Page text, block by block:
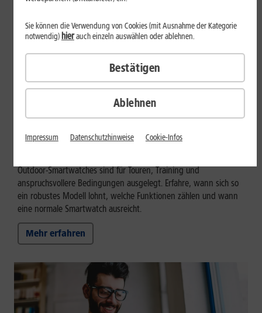
Outdoor-Smartwatch: Für wen
eignen sich die robusten Modelle?
Outdoor-Smartwatches sind für Touren, Training und
anspruchsvollere Bedingungen ausgelegt. Erfahre, wann sich so
ein robustes Modell lohnt, welche Funktionen zählen und wann
eine normale Smartwatch ausreicht.
Mehr erfahren
Ablehnen
Sie können die Verwendung von Cookies (mit Ausnahme der Kategorie
notwendig) hierauch einzeln auswählen oder ablehnen.
Bestätigen
Impressum Datenschutzhinweise Cookie-Infos